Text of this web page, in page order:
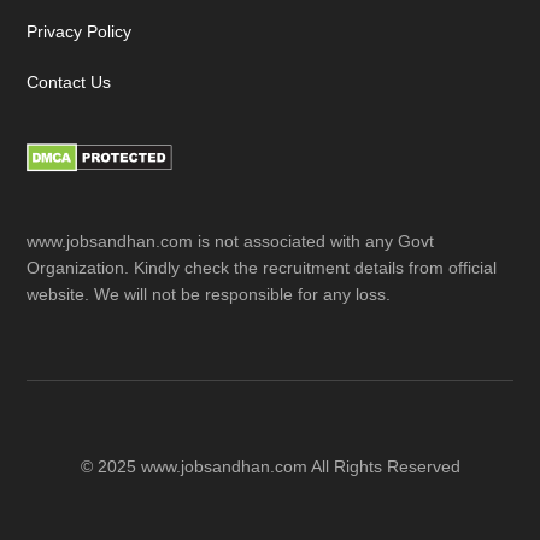
Privacy Policy
Contact Us
www.jobsandhan.com is not associated with any Govt
Organization. Kindly check the recruitment details from official
website. We will not be responsible for any loss.
© 2025 www.jobsandhan.com All Rights Reserved